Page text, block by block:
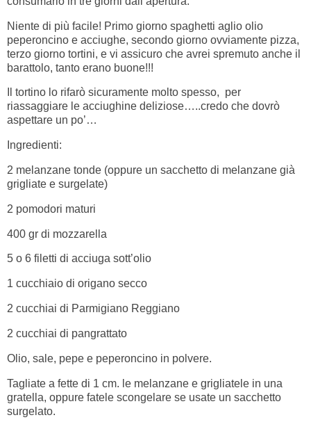
Niente di più facile! Primo giorno spaghetti aglio olio
peperoncino e acciughe, secondo giorno ovviamente pizza,
terzo giorno tortini, e vi assicuro che avrei spremuto anche il
barattolo, tanto erano buone!!!
Il tortino lo rifarò sicuramente molto spesso, per
riassaggiare le acciughine deliziose…..credo che dovrò
aspettare un po’…
Ingredienti:
2 melanzane tonde (oppure un sacchetto di melanzane già
grigliate e surgelate)
2 pomodori maturi
400 gr di mozzarella
5 o 6 filetti di acciuga sott’olio
1 cucchiaio di origano secco
2 cucchiai di Parmigiano Reggiano
2 cucchiai di pangrattato
Olio, sale, pepe e peperoncino in polvere.
Tagliate a fette di 1 cm. le melanzane e grigliatele in una
gratella, oppure fatele scongelare se usate un sacchetto
surgelato.